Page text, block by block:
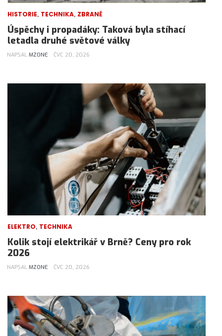
HISTORIE, TECHNIKA, ZBRANĚ
Úspěchy i propadáky: Taková byla stíhací
letadla druhé světové války
NAPSAL MZONE ČVC 20, 2026
ELEKTRO, TECHNIKA
Kolik stojí elektrikář v Brně? Ceny pro rok
2026
NAPSAL MZONE ČVC 20, 2026